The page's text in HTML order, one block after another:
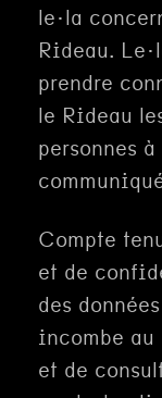
le·la
Rideau.
prendre
le Rideau
personnes
Compte
et de
des
incombe au
et de